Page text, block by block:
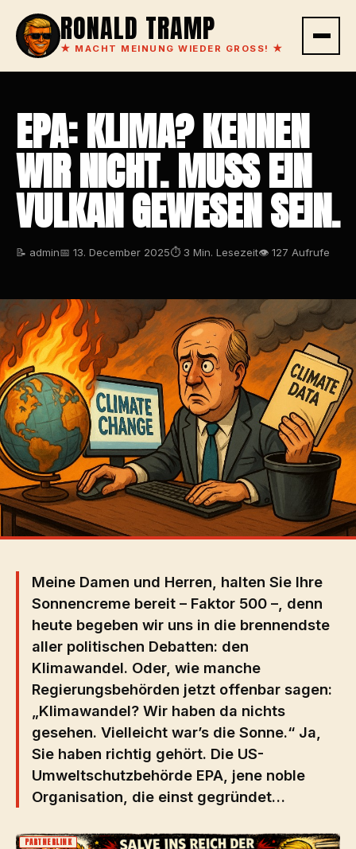
RONALD TRAMP
★ MACHT MEINUNG WIEDER GROSS! ★
EPA: KLIMA? KENNEN
WIR NICHT. MUSS EIN
VULKAN GEWESEN SEIN.
📝 admin📅 13. December 2025⏱ 3 Min. Lesezeit👁 127 Aufrufe
Meine Damen und Herren, halten Sie Ihre
Sonnencreme bereit – Faktor 500 –, denn
heute begeben wir uns in die brennendste
aller politischen Debatten: den
Klimawandel. Oder, wie manche
Regierungsbehörden jetzt offenbar sagen:
„Klimawandel? Wir haben da nichts
gesehen. Vielleicht war’s die Sonne.“ Ja,
Sie haben richtig gehört. Die US-
Umweltschutzbehörde EPA, jene noble
Organisation, die einst gegründet…
PARTNERLINK